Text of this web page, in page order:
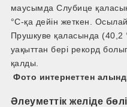
маусымда Слубице
°C-қа дейін жеткен.
Прушкуве қаласында (40,2
уақыттан бері рекорд
қалды.
Фото интернеттен
Әлеуметтік желіде